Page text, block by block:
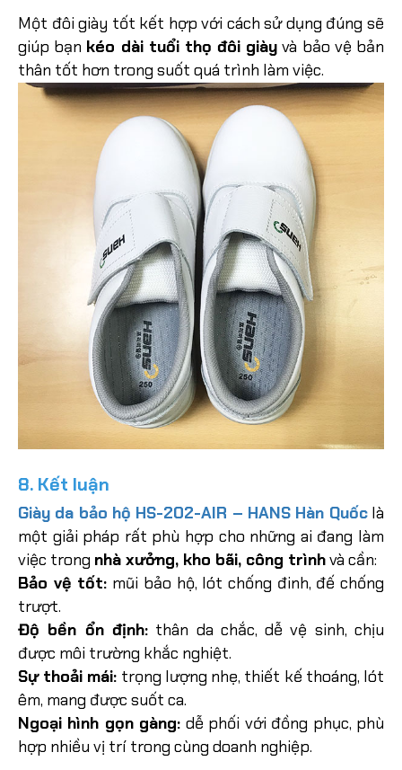
Một đôi giày tốt kết hợp với cách sử dụng đúng sẽ
giúp bạn kéo dài tuổi thọ đôi giày và bảo vệ bản
thân tốt hơn trong suốt quá trình làm việc.
8. Kết luận
Giày da bảo hộ HS-202-AIR – HANS Hàn Quốclà
một giải pháp rất phù hợp cho những ai đang làm
việc trong nhà xưởng, kho bãi, công trìnhvà cần:
Bảo vệ tốt: mũi bảo hộ, lót chống đinh, đế chống
trượt.
Độ bền ổn định:thân da chắc, dễ vệ sinh, chịu
được môi trường khắc nghiệt.
Sự thoải mái: trọng lượng nhẹ, thiết kế thoáng, lót
êm, mang được suốt ca.
Ngoại hình gọn gàng: dễ phối với đồng phục, phù
hợp nhiều vị trí trong cùng doanh nghiệp.